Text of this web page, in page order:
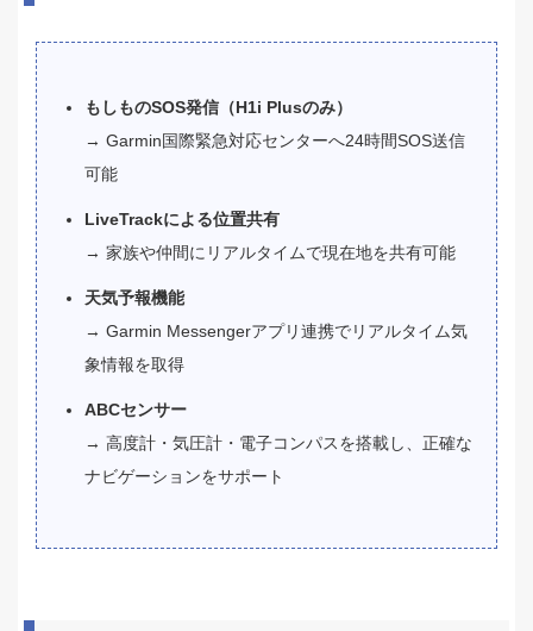
もしものSOS発信（H1i Plusのみ）
→ Garmin国際緊急対応センターへ24時間SOS送信
可能
LiveTrackによる位置共有
→ 家族や仲間にリアルタイムで現在地を共有可能
天気予報機能
→ Garmin Messengerアプリ連携でリアルタイム気
象情報を取得
ABCセンサー
→ 高度計・気圧計・電子コンパスを搭載し、正確な
ナビゲーションをサポート